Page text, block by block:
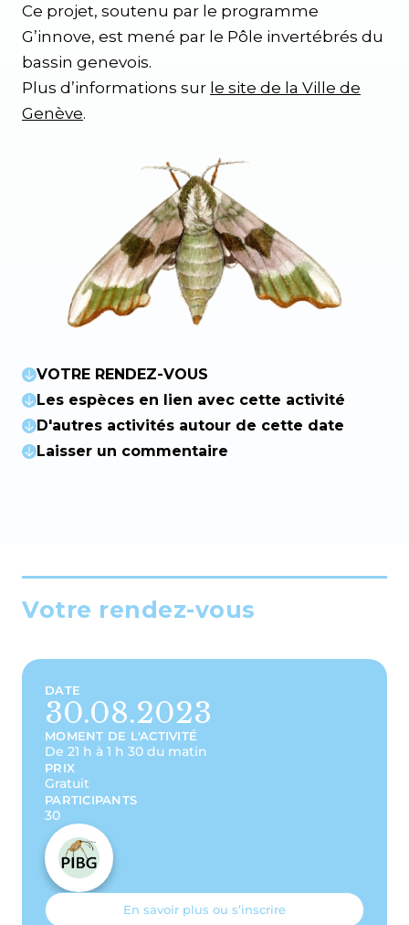
Ce projet, soutenu par le programme
G’innove, est mené par le Pôle invertébrés du
bassin genevois.
Plus d’informations sur le site de la Ville de
Genève.
VOTRE RENDEZ-VOUS
Les espèces en lien avec cette activité
D'autres activités autour de cette date
Laisser un commentaire
Votre rendez-vous
DATE
30.08.2023
MOMENT DE L'ACTIVITÉ
De 21 h à 1 h 30 du matin
PRIX
Gratuit
PARTICIPANTS
30
En savoir plus ou s’inscrire